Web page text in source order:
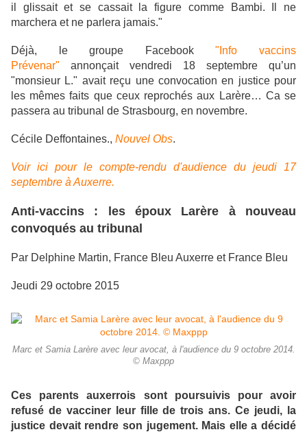
il glissait et se cassait la figure comme Bambi. Il ne
marchera et ne parlera jamais."
Déjà, le groupe Facebook"Info vaccins
Prévenar" annonçait vendredi 18 septembre qu’un
"monsieur L." avait reçu une convocation en justice pour
les mêmes faits que ceux reprochés aux Larère… Ca se
passera au tribunal de Strasbourg, en novembre.
Cécile Deffontaines., Nouvel Obs.
Voir ici pour le compte-rendu d'audience du jeudi 17
septembre à Auxerre.
Anti-vaccins : les époux Larère à nouveau
convoqués au tribunal
Par Delphine Martin, France Bleu Auxerre et France Bleu
Jeudi 29 octobre 2015
Marc et Samia Larère avec leur avocat, à l'audience du 9 octobre 2014.
© Maxppp
Ces parents auxerrois sont poursuivis pour avoir
refusé de vacciner leur fille de trois ans. Ce jeudi, la
justice devait rendre son jugement. Mais elle a décidé